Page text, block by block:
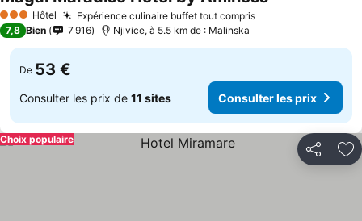
3 ÉtoilesHôtel Expérience culinaire buffet tout compris
7,8 Bien 7 916 Njivice, à 5.5 km de : Malinska
De 53 €
Consulter les prix de 11 sites Consulter les prix
Partager
Choix populaire